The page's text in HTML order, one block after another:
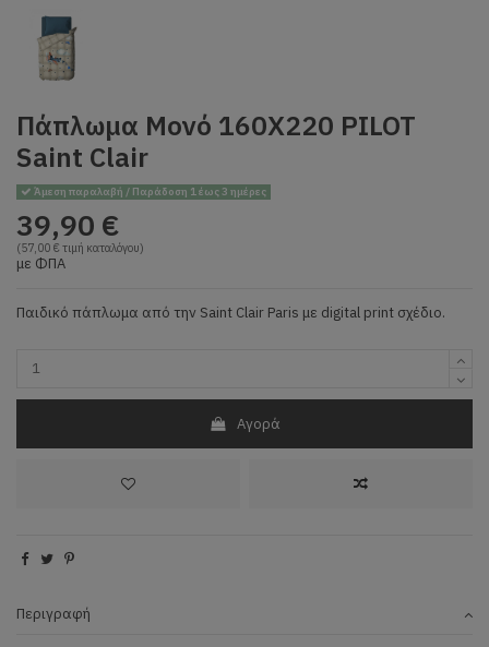
Πάπλωμα Mονό 160X220 PILOT
Saint Clair
Άμεση παραλαβή / Παράδοση 1 έως 3 ημέρες
39,90 €
(57,00 € τιμή καταλόγου)
με ΦΠΑ
Παιδικό πάπλωμα από την Saint Clair Paris με digital print σχέδιο.
Αγορά
Περιγραφή